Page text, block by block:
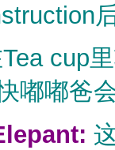
cup
嘟嘟爸